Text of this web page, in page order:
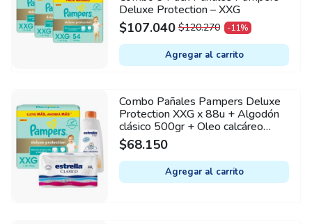
Deluxe Protection – XXG
$120.270
ORIGINAL
PRICE
WAS:
$107.040
CURRENT
PRICE
IS:
-11%
Agregar al carrito
Combo Pañales Pampers Deluxe
Protection XXG x 88u + Algodón
clásico 500gr + Oleo calcáreo
Estrella 950mL
$68.150
Agregar al carrito